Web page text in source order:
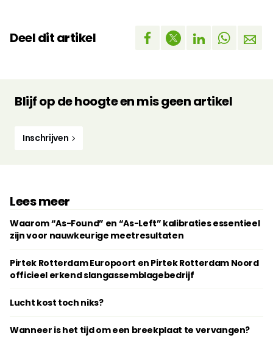
Deel dit artikel
Blijf op de hoogte en mis geen artikel
Inschrijven
Lees meer
Waarom “As-Found” en “As-Left” kalibraties essentieel
zijn voor nauwkeurige meetresultaten
Pirtek Rotterdam Europoort en Pirtek Rotterdam Noord
officieel erkend slangassemblagebedrijf
Lucht kost toch niks?
Wanneer is het tijd om een breekplaat te vervangen?